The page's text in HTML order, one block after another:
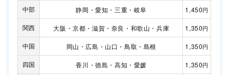
中部 静岡 ・愛知 ・ 三重 ・ 岐阜 1,450円
関西 大阪 ・京都 ・ 滋賀 ・ 奈良 ・ 和歌山 ・兵庫 1,350円
中国 岡山 ・ 広島 ・ 山口 ・ 鳥取 ・ 島根 1,350円
四国 香川 ・徳島 ・高知 ・ 愛媛 1,350円